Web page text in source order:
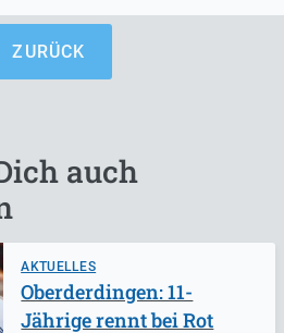
ZURÜCK
auch
AKTUELLES
Oberderdingen: 11-
Jährige rennt bei Rot